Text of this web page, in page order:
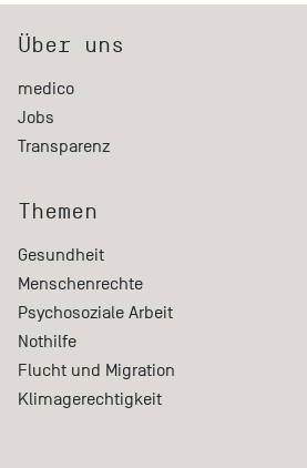
Über uns
medico
Jobs
Transparenz
Themen
Gesundheit
Menschenrechte
Psychosoziale Arbeit
Nothilfe
Flucht und Migration
Klimagerechtigkeit